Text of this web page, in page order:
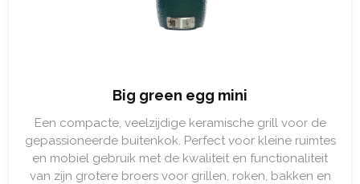
Big green egg mini
Een compacte, veelzijdige keramische grill voor de
gepassioneerde buitenkok. Perfect voor kleine ruimtes
en mobiel gebruik met de kwaliteit en functionaliteit
van zijn grotere broers voor grillen, roken, bakken en